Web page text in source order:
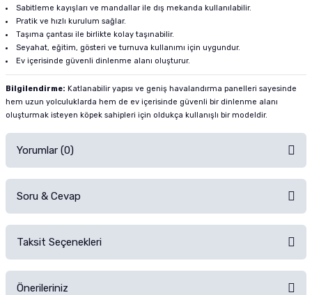
Sabitleme kayışları ve mandallar ile dış mekanda kullanılabilir.
Pratik ve hızlı kurulum sağlar.
Taşıma çantası ile birlikte kolay taşınabilir.
Seyahat, eğitim, gösteri ve turnuva kullanımı için uygundur.
Ev içerisinde güvenli dinlenme alanı oluşturur.
Bilgilendirme: Katlanabilir yapısı ve geniş havalandırma panelleri sayesinde
hem uzun yolculuklarda hem de ev içerisinde güvenli bir dinlenme alanı
oluşturmak isteyen köpek sahipleri için oldukça kullanışlı bir modeldir.
Yorumlar (0)
Ürünü Satın Al ve Yorumla
Soru & Cevap
Taksit Seçenekleri
Önerileriniz